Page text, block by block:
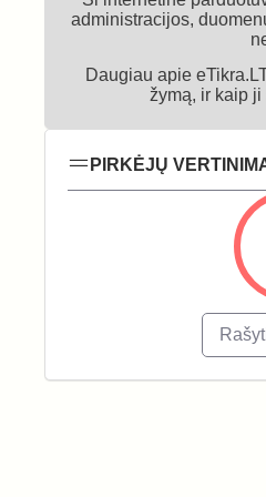
administracijos,
Daugiau apie
žymą, ir kaip
PIRKĖJŲ